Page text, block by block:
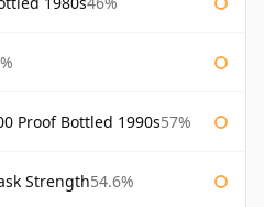
Proof Bottled 1990s57%
Strength54.6%